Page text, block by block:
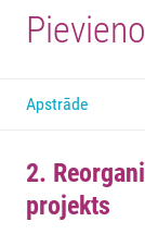
Apstrāde
2.
projekts